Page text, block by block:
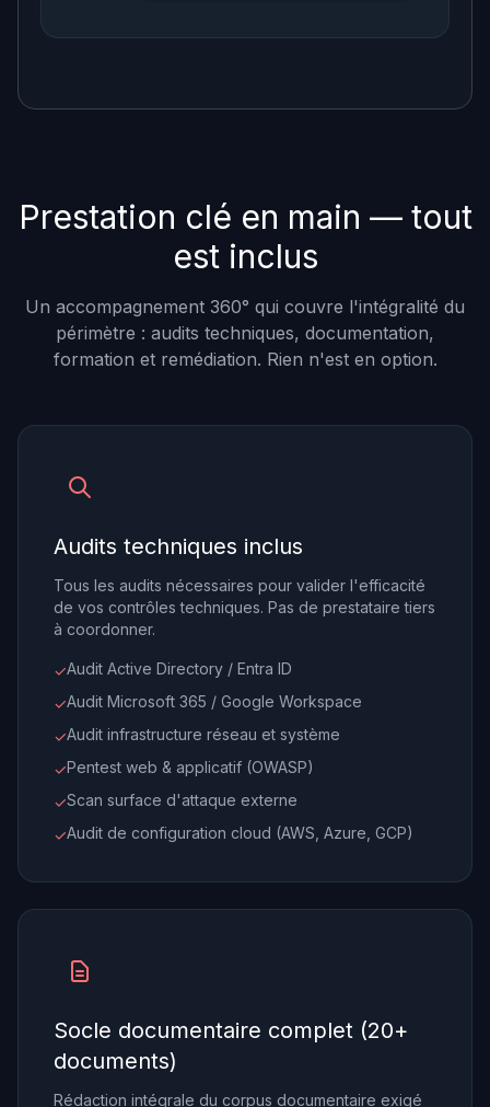
Prestation clé en main — tout
est inclus
Un accompagnement 360° qui couvre l'intégralité du
périmètre : audits techniques, documentation,
formation et remédiation. Rien n'est en option.
Audits techniques inclus
Tous les audits nécessaires pour valider l'efficacité
de vos contrôles techniques. Pas de prestataire tiers
à coordonner.
✓Audit Active Directory / Entra ID
✓Audit Microsoft 365 / Google Workspace
✓Audit infrastructure réseau et système
✓Pentest web & applicatif (OWASP)
✓Scan surface d'attaque externe
✓Audit de configuration cloud (AWS, Azure, GCP)
Socle documentaire complet (20+
documents)
Rédaction intégrale du corpus documentaire exigé